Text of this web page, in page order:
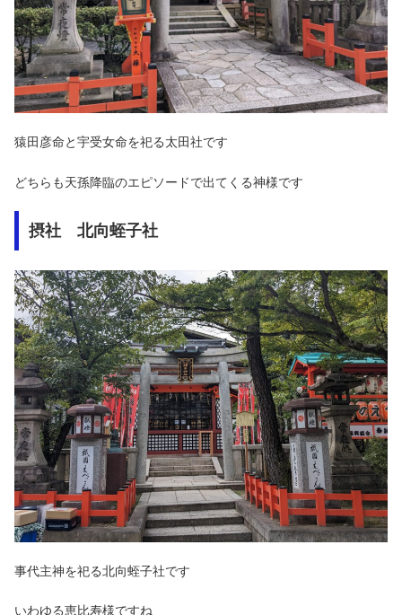
猿田彦命と宇受女命を祀る太田社です
どちらも天孫降臨のエピソードで出てくる神様です
摂社 北向蛭子社
事代主神を祀る北向蛭子社です
いわゆる恵比寿様ですね